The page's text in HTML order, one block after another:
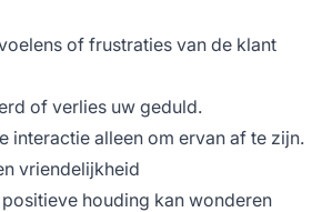
of frustraties van de klant
of verlies uw geduld.
interactie alleen om ervan af te zijn.
vriendelijkheid
houding kan wonderen